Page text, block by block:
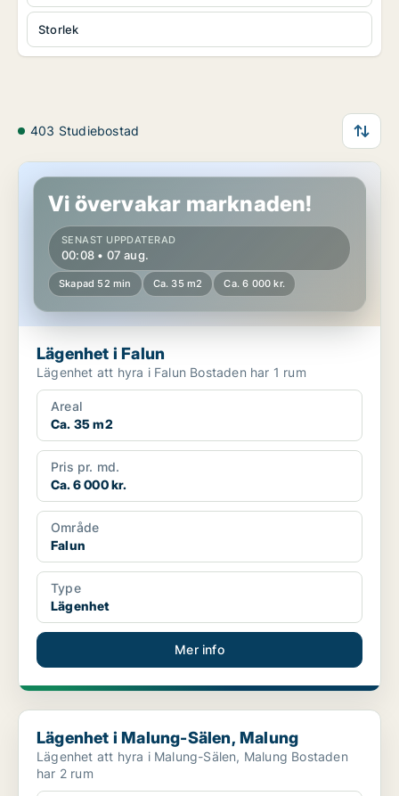
Storlek
403 Studiebostad
Lägenhet i Falun
Vi övervakar marknaden!
SENAST UPPDATERAD
00:08 • 07 aug.
Skapad 52 min Ca. 35 m2 Ca. 6 000 kr.
Lägenhet i Falun
Lägenhet att hyra i Falun Bostaden har 1 rum
Areal
Ca. 35 m2
Pris pr. md.
Ca. 6 000 kr.
Område
Falun
Type
Lägenhet
Mer info
Lägenhet i Malung-Sälen, Malung
Lägenhet i Malung-Sälen, Malung
Lägenhet att hyra i Malung-Sälen, Malung Bostaden
har 2 rum